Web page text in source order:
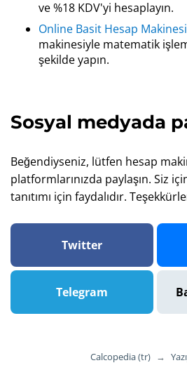
ve %18 KDV'yi hesaplayın.
Online Basit Hesap Makinesi
makinesiyle matematik
şekilde yapın.
Sosyal medyada
Beğendiyseniz, lütfen hesap
platformlarınızda paylaşın. Siz
tanıtımı için faydalıdır.
Twitter
Telegram
Calcopedia (tr) →